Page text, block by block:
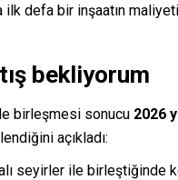
ilk defa bir inşaatın
bekliyorum
birleşmesi sonucu 2026
açıkladı:
seyirler ile birleştiğinde